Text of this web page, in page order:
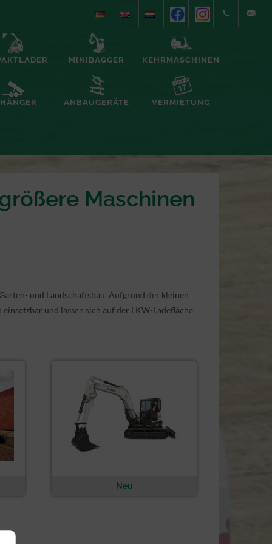
MINIBAGGER KEHRMASCHINEN
ANBAUGERÄTE VERMIETUNG
Maschinen
und Landschaftsbau. Aufgrund der kleinen
und lassen sich auf der LKW-Ladefläche
Neu